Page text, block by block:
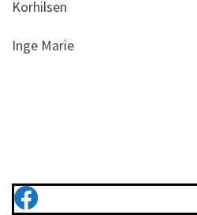
Korhilsen
Inge Marie